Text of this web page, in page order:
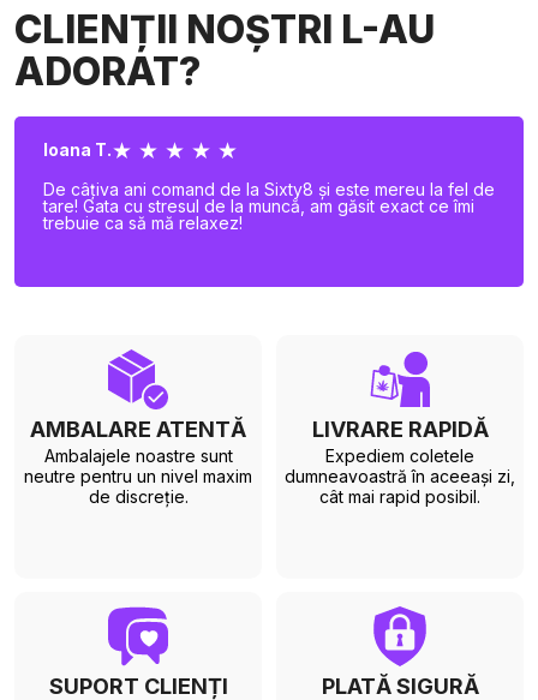
CLIENȚII NOȘTRI L-AU
ADORAT?
Ioana T.★ ★ ★ ★ ★
De câțiva ani comand de la Sixty8 și este mereu la fel de
tare! Gata cu stresul de la muncă, am găsit exact ce îmi
trebuie ca să mă relaxez!
AMBALARE ATENTĂ
Ambalajele noastre sunt
neutre pentru un nivel maxim
de discreție.
LIVRARE RAPIDĂ
Expediem coletele
dumneavoastră în aceeași zi,
cât mai rapid posibil.
SUPORT CLIENȚI PLATĂ SIGURĂ